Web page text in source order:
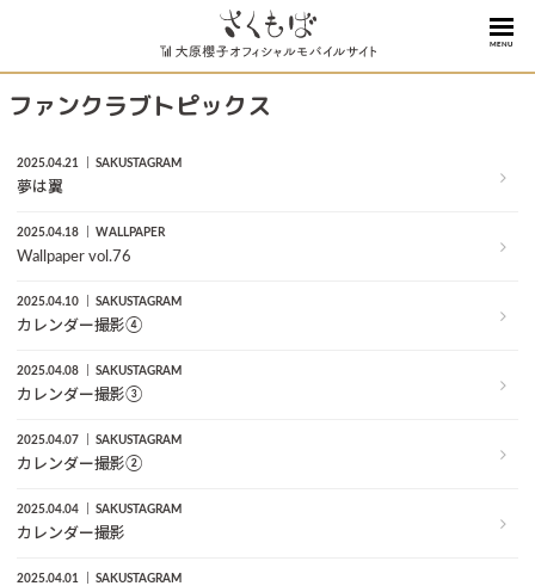
MENU
ファンクラブトピックス
2025.04.21 SAKUSTAGRAM
夢は翼
2025.04.18 WALLPAPER
Wallpaper vol.76
2025.04.10 SAKUSTAGRAM
カレンダー撮影④
2025.04.08 SAKUSTAGRAM
カレンダー撮影③
2025.04.07 SAKUSTAGRAM
カレンダー撮影②
2025.04.04 SAKUSTAGRAM
カレンダー撮影
2025.04.01 SAKUSTAGRAM